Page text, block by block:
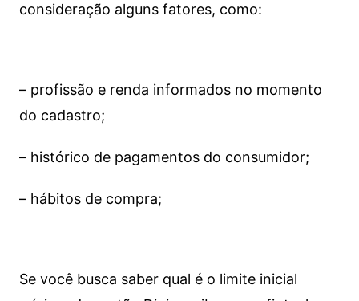
consideração alguns fatores, como:
– profissão e renda informados no momento
do cadastro;
– histórico de pagamentos do consumidor;
– hábitos de compra;
Se você busca saber qual é o limite inicial